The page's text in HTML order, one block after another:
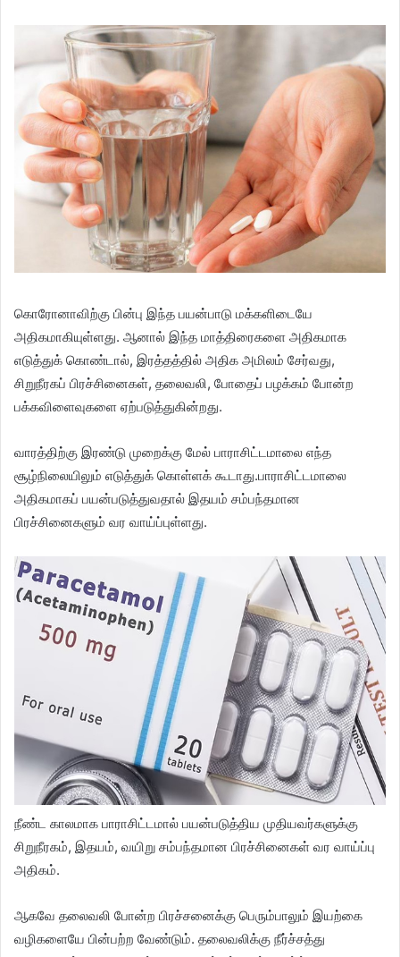
கொரோனாவிற்கு பின்பு இந்த பயன்பாடு மக்களிடையே
அதிகமாகியுள்ளது. ஆனால் இந்த மாத்திரைகளை அதிகமாக
எடுத்துக் கொண்டால், இரத்தத்தில் அதிக அமிலம் சேர்வது,
சிறுநீரகப் பிரச்சினைகள், தலைவலி, போதைப் பழக்கம் போன்ற
பக்கவிளைவுகளை ஏற்படுத்துகின்றது.
வாரத்திற்கு இரண்டு முறைக்கு மேல் பாராசிட்டமாலை எந்த
சூழ்நிலையிலும் எடுத்துக் கொள்ளக் கூடாது.பாராசிட்டமாலை
அதிகமாகப் பயன்படுத்துவதால் இதயம் சம்பந்தமான
பிரச்சினைகளும் வர வாய்ப்புள்ளது.
நீண்ட காலமாக பாராசிட்டமால் பயன்படுத்திய முதியவர்களுக்கு
சிறுநீரகம், இதயம், வயிறு சம்பந்தமான பிரச்சினைகள் வர வாய்ப்பு
அதிகம்.
ஆகவே தலைவலி போன்ற பிரச்சனைக்கு பெரும்பாலும் இயற்கை
வழிகளையே பின்பற்ற வேண்டும். தலைவலிக்கு நீர்ச்சத்து